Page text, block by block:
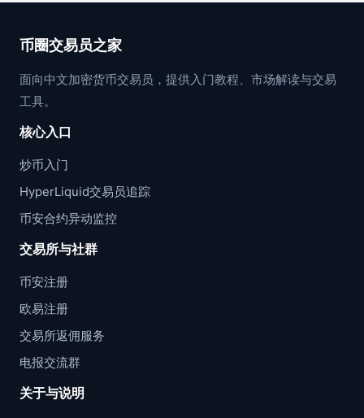
币圈交易员之家
面向中文加密货币交易员，提供入门教程、市场解读与交易
工具。
核心入口
炒币入门
HyperLiquid交易员追踪
币安合约异动监控
交易所与社群
币安注册
欧易注册
交易所返佣服务
电报交流群
关于与说明